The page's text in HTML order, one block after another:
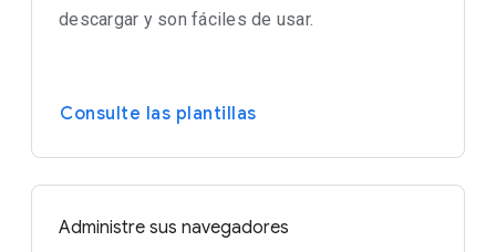
descargar y son fáciles de usar.
Consulte las plantillas
Administre sus navegadores